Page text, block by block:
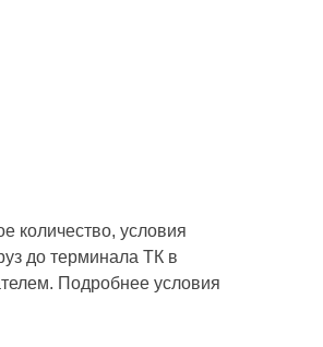
количество, условия
до терминала ТК в
Подробнее условия